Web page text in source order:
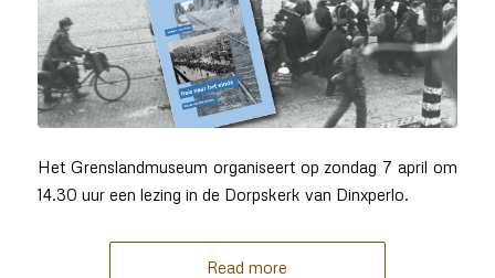
Het Grenslandmuseum organiseert op zondag 7 april om
14.30 uur een lezing in de Dorpskerk van Dinxperlo.
Read more